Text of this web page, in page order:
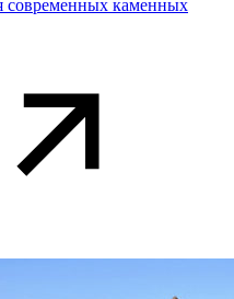
современных каменных